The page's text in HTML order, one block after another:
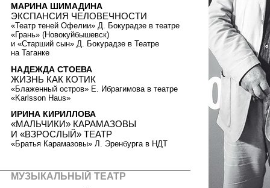
МАРИНА ШИМАДИНА
ЭКСПАНСИЯ ЧЕЛОВЕЧНОСТИ
«Театр теней Офелии» Д. Бокурадзе в театре
«Грань» (Новокуйбышевск)
и «Старший сын» Д. Бокурадзе в Театре
на Таганке
НАДЕЖДА СТОЕВА
ЖИЗНЬ КАК КОТИК
«Блаженный остров» Е. Ибрагимова в театре
«Karlsson Haus»
ИРИНА КИРИЛЛОВА
«МАЛЬЧИКИ» КАРАМАЗОВЫ
И «ВЗРОСЛЫЙ» ТЕАТР
«Братья Карамазовы» Л. Эренбурга в НДТ
МУЗЫКАЛЬНЫЙ ТЕАТР